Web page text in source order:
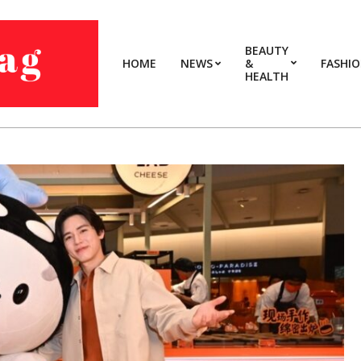
HOME NEWS
BEAUTY
&
HEALTH